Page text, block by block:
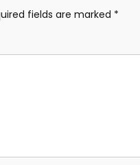
fields are marked *